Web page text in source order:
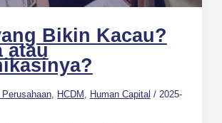
Bikin Kacau?
atau
Perusahaan, HCDM , Human Capital / 2025-